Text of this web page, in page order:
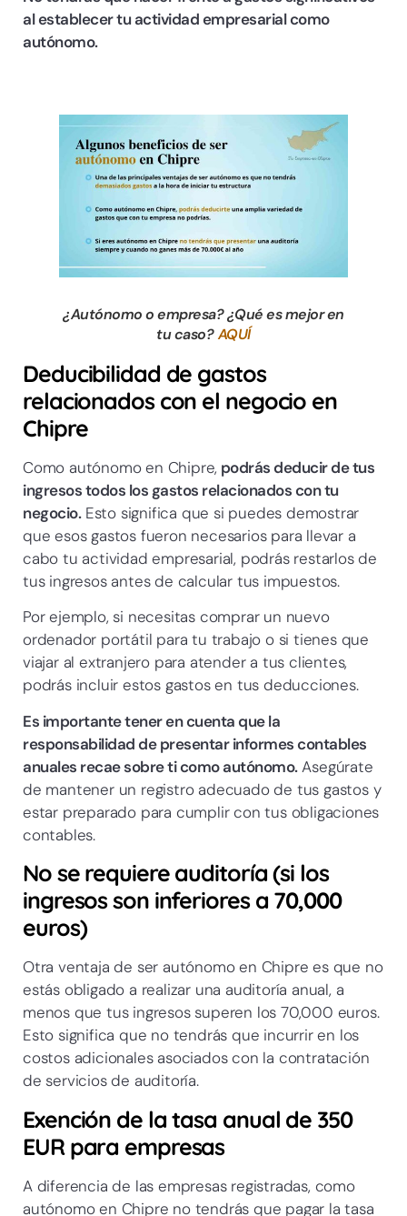
al establecer tu actividad empresarial como
autónomo.
¿Autónomo o empresa? ¿Qué es mejor en
tu caso? AQUÍ
Deducibilidad de gastos
relacionados con el negocio en
Chipre
Como autónomo en Chipre, podrás deducir de tus
ingresos todos los gastos relacionados con tu
negocio.Esto significa que si puedes demostrar
que esos gastos fueron necesarios para llevar a
cabo tu actividad empresarial, podrás restarlos de
tus ingresos antes de calcular tus impuestos.
Por ejemplo, si necesitas comprar un nuevo
ordenador portátil para tu trabajo o si tienes que
viajar al extranjero para atender a tus clientes,
podrás incluir estos gastos en tus deducciones.
Es importante tener en cuenta que la
responsabilidad de presentar informes contables
anuales recae sobre ti como autónomo.Asegúrate
de mantener un registro adecuado de tus gastos y
estar preparado para cumplir con tus obligaciones
contables.
No se requiere auditoría (si los
ingresos son inferiores a 70,000
euros)
Otra ventaja de ser autónomo en Chipre es que no
estás obligado a realizar una auditoría anual, a
menos que tus ingresos superen los 70,000 euros.
Esto significa que no tendrás que incurrir en los
costos adicionales asociados con la contratación
de servicios de auditoría.
Exención de la tasa anual de 350
EUR para empresas
A diferencia de las empresas registradas, como
autónomo en Chipre no tendrás que pagar la tasa